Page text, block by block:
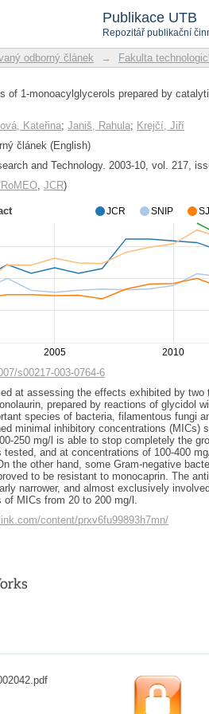
Publikace UTB
Repozitář publikační
of 1-
odborný článek → Fakulta
of 1-monoacylglycerols prepared by
Kateřina; Janiš, Rahula; Krejčí, Jiří
článek (English)
and Technology. 2003-10, vol. 217,
, JCR)
2005 2010
JCR SNIP
s00217-003-0764-6
at assessing the effects exhibited by two
prepared by reactions of glycidol
species of bacteria, filamentous fungi
minimal inhibitory concentrations (MICs)
250 mg/l is able to stop completely the
tested, and at concentrations of 100-400
the other hand, some Gram-negative
to be resistant to monocaprin. The
narrower, and almost exclusively
of MICs from 20 to 200 mg/l.
content/prxv6fu99893h7mn/